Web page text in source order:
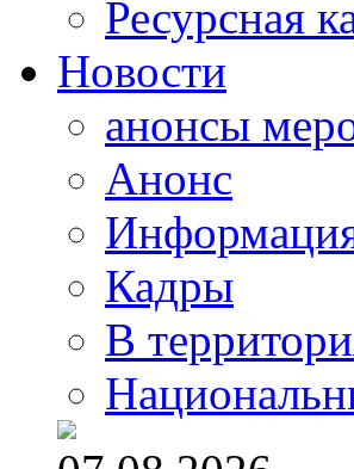
Ресурсная
Новости
анонсы
Анонс
Кадры
В